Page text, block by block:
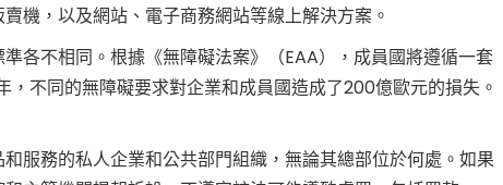
機，以及網站、電子商務網站等線上解決方案。
各不相同。根據《無障礙法案》（EAA），成員國將遵循一套
，不同的無障礙要求對企業和成員國造成了200億歐元的損失。
服務的私人企業和公共部門組織，無論其總部位於何處。如果